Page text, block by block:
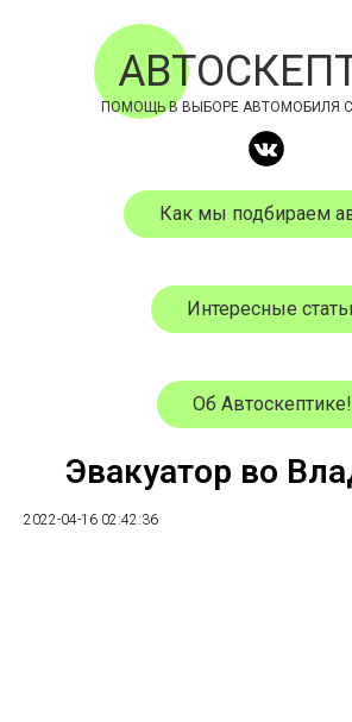
ПОМОЩЬ В ВЫБОРЕ АВТОМОБИЛЯ
Как мы подбираем
Интересные
Об Автоскептике!
Эвакуатор во
2022-04-16 02:42:36